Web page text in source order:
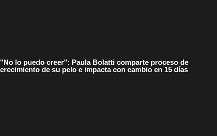
"No lo puedo creer": Paula Bolatti comparte proceso de
crecimiento de su pelo e impacta con cambio en 15 días